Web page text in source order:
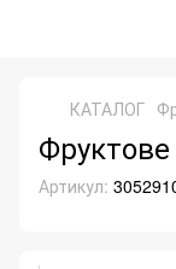
КАТАЛОГ
Артикул: